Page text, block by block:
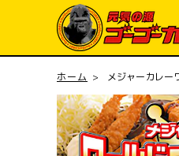
ンツに
ホーム メジャーカレ